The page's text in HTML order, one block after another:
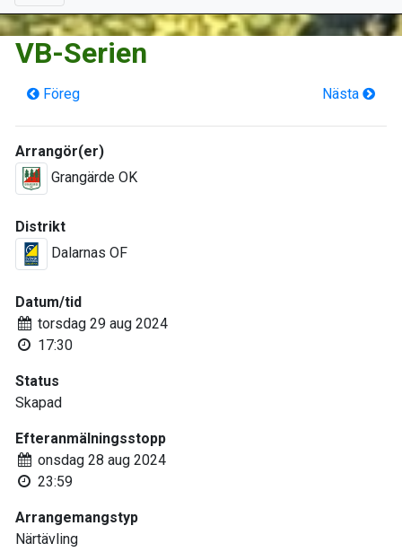
VB-Serien
Föreg Nästa
Arrangör(er)
Grangärde OK
Distrikt
Dalarnas OF
Datum/tid
torsdag 29 aug 2024
17:30
Status
Skapad
Efteranmälningsstopp
onsdag 28 aug 2024
23:59
Arrangemangstyp
Närtävling